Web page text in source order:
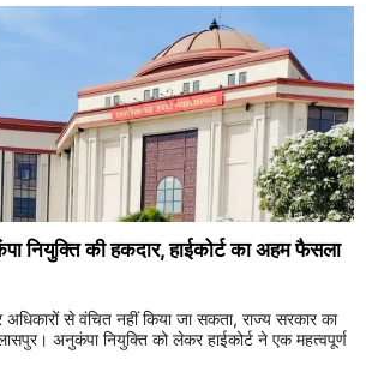
नियुक्ति की हकदार, हाईकोर्ट का अहम फैसला
से वंचित नहीं किया जा सकता, राज्य सरकार का
अनुकंपा नियुक्ति को लेकर हाईकोर्ट ने एक महत्वपूर्ण